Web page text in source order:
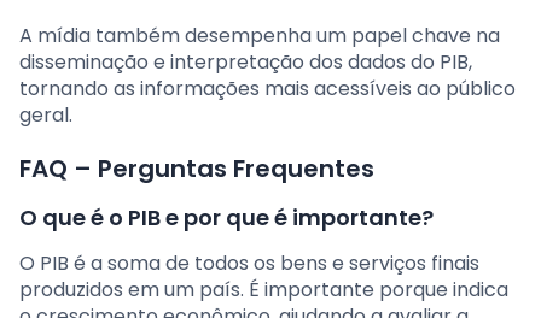
A mídia também desempenha um papel chave na
disseminação e interpretação dos dados do PIB,
tornando as informações mais acessíveis ao público
geral.
FAQ – Perguntas Frequentes
O que é o PIB e por que é importante?
O PIB é a soma de todos os bens e serviços finais
produzidos em um país. É importante porque indica